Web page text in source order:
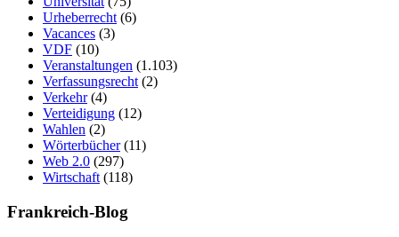
Urheberrecht (6)
Vacances (3)
VDF (10)
Veranstaltungen (1.103)
Verfassungsrecht (2)
Verkehr(4)
Verteidigung (12)
Wahlen (2)
Wörterbücher(11)
Web 2.0 (297)
Wirtschaft (118)
Frankreich-Blog